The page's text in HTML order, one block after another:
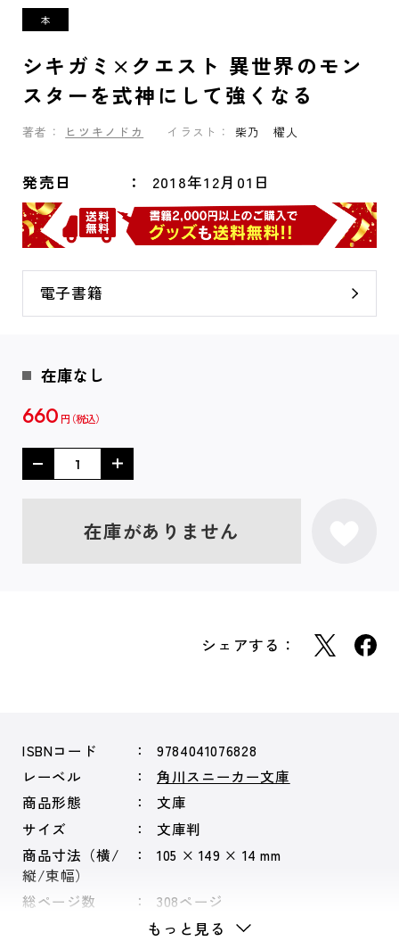
シキガミ×クエスト 異世界のモン
スターを式神にして強くなる
著者： ヒツキノドカ イラスト： 柴乃 櫂人
発売日 2018年12月01日
電子書籍
在庫なし
660 円
在庫がありません
シェアする：
ISBNコード
9784041076828
レーベル
角川スニーカー文庫
商品形態
文庫
サイズ
文庫判
商品寸法（横/
縦/束幅）
105 × 149 × 14 mm
総ページ数 308ページ
もっと見る